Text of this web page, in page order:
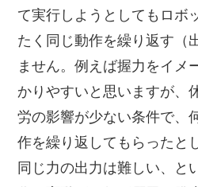
て実行しようとしてもロボ
たく同じ動作を繰り返す（
ません。例えば握力をイメ
かりやすいと思いますが、
労の影響が少ない条件で、
作を繰り返してもらったと
同じ力の出力は難しい、と